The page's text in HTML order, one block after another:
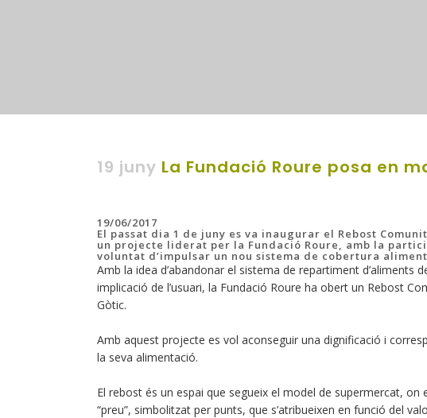
19 juny La Fundació Roure posa en
19/06/2017
El passat dia 1 de juny es va inaugurar el Rebost
un projecte liderat per la Fundació Roure, amb la
voluntat d’impulsar un nou sistema de cobertura
Amb la idea d’abandonar el sistema de repartiment d’aliments
implicació de l’usuari, la Fundació Roure ha obert un Rebost
Gòtic.
Amb aquest projecte es vol aconseguir una dignificació i
la seva alimentació.
El rebost és un espai que segueix el model de supermercat,
“preu”, simbolitzat per punts, que s’atribueixen en funció del